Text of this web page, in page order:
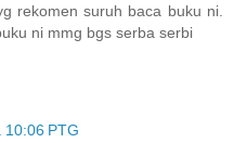
rekomen suruh baca buku ni.
ni mmg bgs serba serbi
PTG